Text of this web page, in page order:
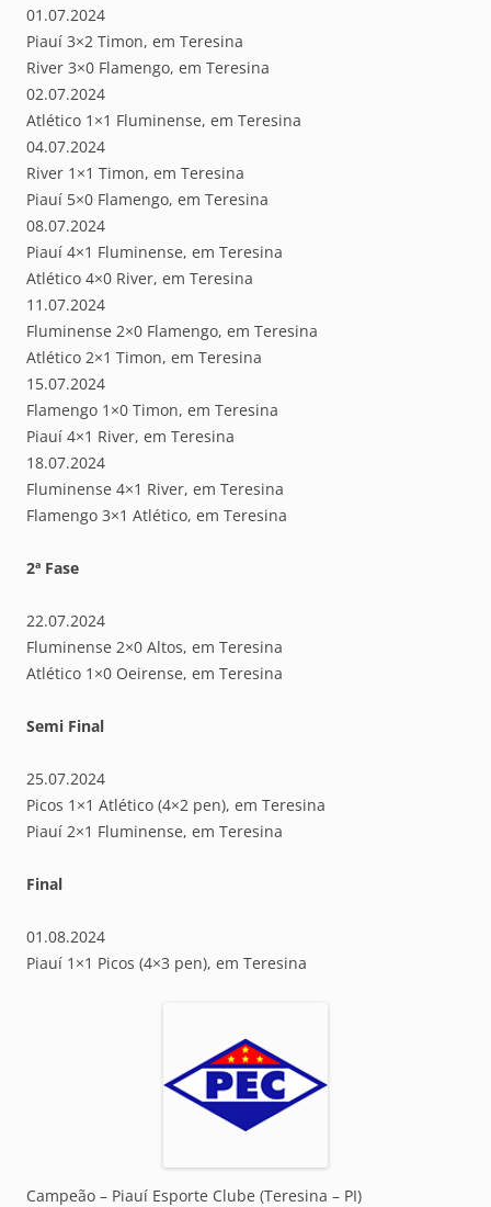
01.07.2024
Piauí 3×2 Timon, em Teresina
River 3×0 Flamengo, em Teresina
02.07.2024
Atlético 1×1 Fluminense, em Teresina
04.07.2024
River 1×1 Timon, em Teresina
Piauí 5×0 Flamengo, em Teresina
08.07.2024
Piauí 4×1 Fluminense, em Teresina
Atlético 4×0 River, em Teresina
11.07.2024
Fluminense 2×0 Flamengo, em Teresina
Atlético 2×1 Timon, em Teresina
15.07.2024
Flamengo 1×0 Timon, em Teresina
Piauí 4×1 River, em Teresina
18.07.2024
Fluminense 4×1 River, em Teresina
Flamengo 3×1 Atlético, em Teresina
2ª Fase
22.07.2024
Fluminense 2×0 Altos, em Teresina
Atlético 1×0 Oeirense, em Teresina
Semi Final
25.07.2024
Picos 1×1 Atlético (4×2 pen), em Teresina
Piauí 2×1 Fluminense, em Teresina
Final
01.08.2024
Piauí 1×1 Picos (4×3 pen), em Teresina
Campeão – Piauí Esporte Clube (Teresina – PI)